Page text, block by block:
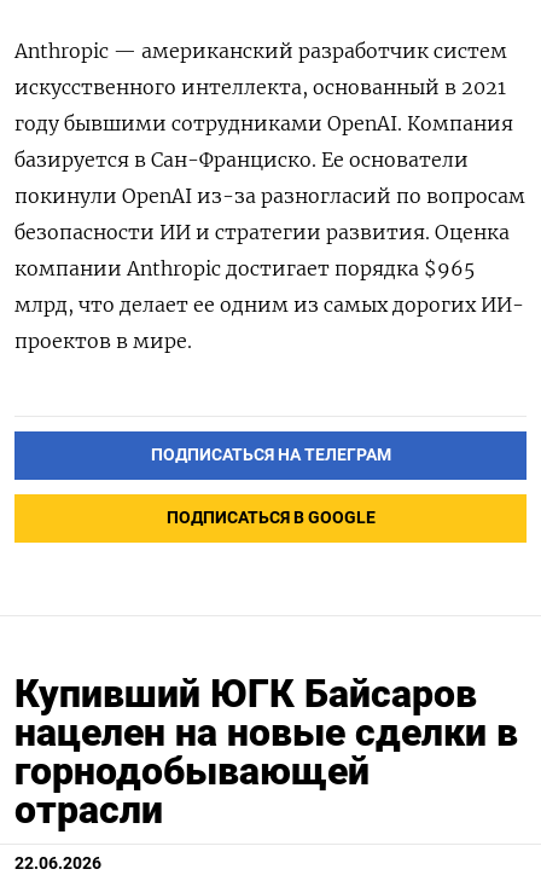
Anthropic — американский разработчик систем
искусственного интеллекта, основанный в 2021
году бывшими сотрудниками OpenAI. Компания
базируется в Сан-Франциско. Ее основатели
покинули OpenAI из-за разногласий по вопросам
безопасности ИИ и стратегии развития. Оценка
компании Anthropic достигает порядка $965
млрд, что делает ее одним из самых дорогих ИИ-
проектов в мире.
ПОДПИСАТЬСЯ НА ТЕЛЕГРАМ
ПОДПИСАТЬСЯ В GOOGLE
Купивший ЮГК Байсаров
нацелен на новые сделки в
горнодобывающей
отрасли
22.06.2026